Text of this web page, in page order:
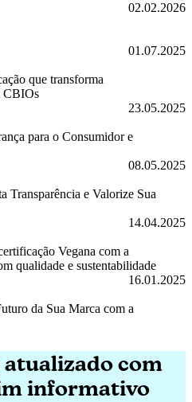
02.02.2026
01.07.2025
que transforma
CBIOs
que transforma
23.05.2025
para o Consumidor e
para o Consumidor e Vantagem
08.05.2025
Transparência e Valorize Sua
Transparência e Valorize Sua14.04.2025
Vegana com a
qualidade e sustentabilidade
Vegana com a16.01.2025
da Sua Marca com a
com
informativo